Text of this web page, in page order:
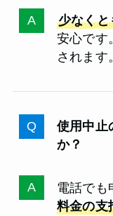
少なく
安心です
されます
使用中止
か？
電話でも
料金の支